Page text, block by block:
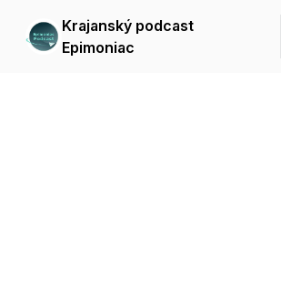
Krajanský podcast
Epimoniac